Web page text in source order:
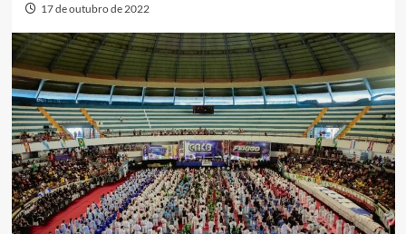
17 de outubro de 2022